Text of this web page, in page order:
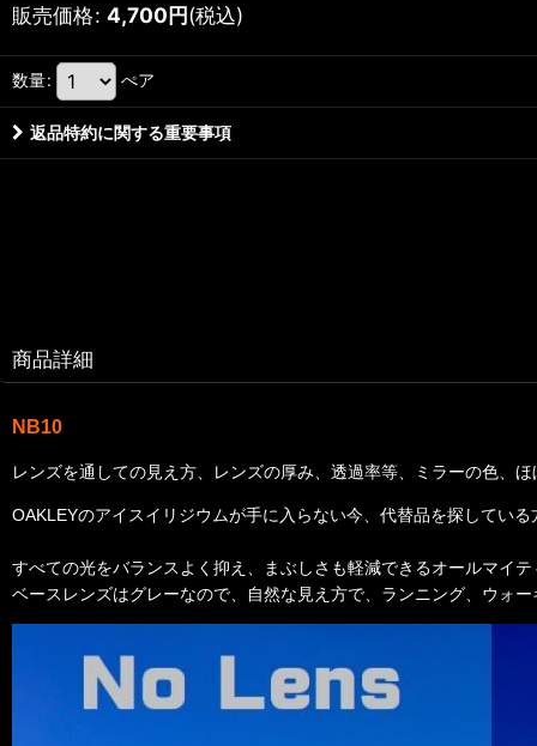
販売価格: 4,700円(税込)
数量: ぺア
返品特約に関する重要事項
商品詳細
NB10
レンズを通しての見え方、レンズの厚み、透過率等、ミラーの色、ほ
OAKLEYのアイスイリジウムが手に入らない今、代替品を探してい
すべての光をバランスよく抑え、まぶしさも軽減できるオールマイ
ベースレンズはグレーなので、自然な見え方で、ランニング、ウォ